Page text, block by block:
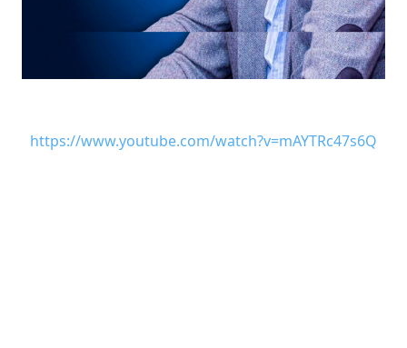
https://www.youtube.com/watch?v=mAYTRc47s6Q